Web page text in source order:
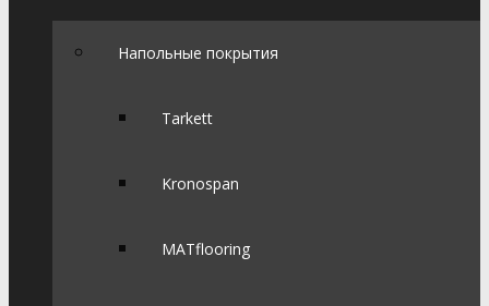
Напольные покрытия
Tarkett
Kronospan
MATflooring